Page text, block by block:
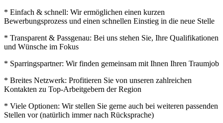
* Einfach & schnell: Wir ermöglichen einen kurzen
Bewerbungsprozess und einen schnellen Einstieg in die neue Stelle
* Transparent & Passgenau: Bei uns stehen Sie, Ihre Qualifikationen
und Wünsche im Fokus
* Sparringspartner: Wir finden gemeinsam mit Ihnen Ihren Traumjob
* Breites Netzwerk: Profitieren Sie von unseren zahlreichen
Kontakten zu Top-Arbeitgebern der Region
* Viele Optionen: Wir stellen Sie gerne auch bei weiteren passenden
Stellen vor (natürlich immer nach Rücksprache)